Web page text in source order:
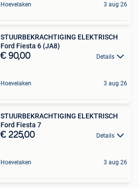
Hoevelaken 3 aug 26
STUURBEKRACHTIGING ELEKTRISCH
Ford Fiesta 6 (JA8)
€ 90,00 Details
Hoevelaken 3 aug 26
STUURBEKRACHTIGING ELEKTRISCH
Ford Fiesta 7
€ 225,00 Details
Hoevelaken 3 aug 26